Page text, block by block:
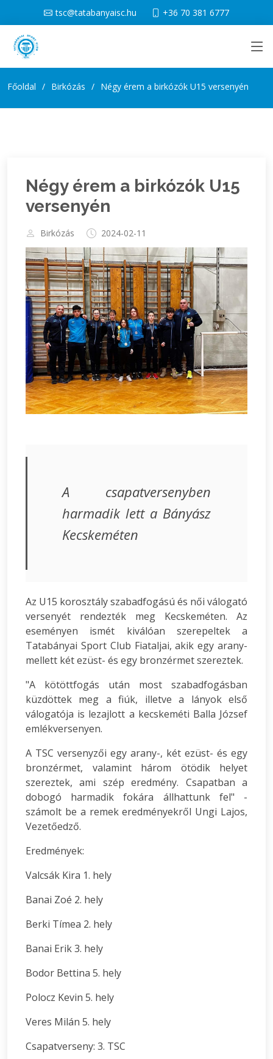
tsc@tatabanyaisc.hu +36 70 381 6777
Főoldal Birkózás Négy érem a birkózók U15 versenyén
Négy érem a birkózók U15
versenyén
Birkózás 2024-02-11
A csapatversenyben
harmadik lett a Bányász
Kecskeméten
Az U15 korosztály szabadfogású és női válogató
versenyét rendezték meg Kecskeméten. Az
eseményen ismét kiválóan szerepeltek a
Tatabányai Sport Club Fiataljai, akik egy arany-
mellett két ezüst- és egy bronzérmet szereztek.
"A kötöttfogás után most szabadfogásban
küzdöttek meg a fiúk, illetve a lányok első
válogatója is lezajlott a kecskeméti Balla József
emlékversenyen.
A TSC versenyzői egy arany-, két ezüst- és egy
bronzérmet, valamint három ötödik helyet
szereztek, ami szép eredmény. Csapatban a
dobogó harmadik fokára állhattunk fel" -
számolt be a remek eredményekről Ungi Lajos,
Vezetőedző.
Eredmények:
Valcsák Kira 1. hely
Banai Zoé 2. hely
Berki Tímea 2. hely
Banai Erik 3. hely
Bodor Bettina 5. hely
Polocz Kevin 5. hely
Veres Milán 5. hely
Csapatverseny: 3. TSC